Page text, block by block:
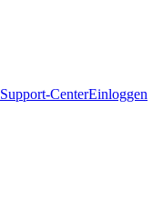
Support-CenterEinloggen